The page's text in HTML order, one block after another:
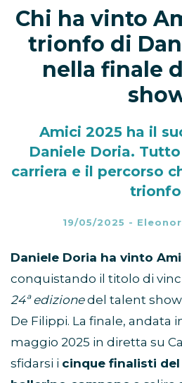
Chi ha vinto
trionfo di
nella finale
Amici 2025 ha il
Daniele Doria.
carriera e il percorso
19/05/2025 -
Daniele Doria ha vinto
conquistando il titolo di
24ª edizionedel talent
De Filippi. La finale, andata
maggio 2025 in diretta su
sfidarsi i cinque finalisti del